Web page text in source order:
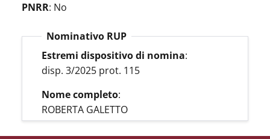
PNRR: No
Nominativo RUP
Estremi dispositivo di nomina:
disp. 3/2025 prot. 115
Nome completo:
ROBERTA GALETTO